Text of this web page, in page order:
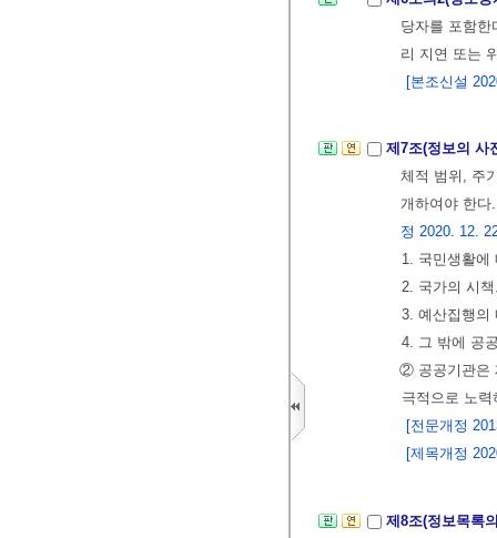
당자를 포함
리 지연 또는
[본조신설
제7조(정보의 사
체적 범위, 주
개하여야 한
정 2020. 12.
1. 국민생활에
2. 국가의 시
3. 예산집행의
4. 그 밖에 공
② 공공기관은
극적으로 노
[전문개정
[제목개정
제8조(정보목록